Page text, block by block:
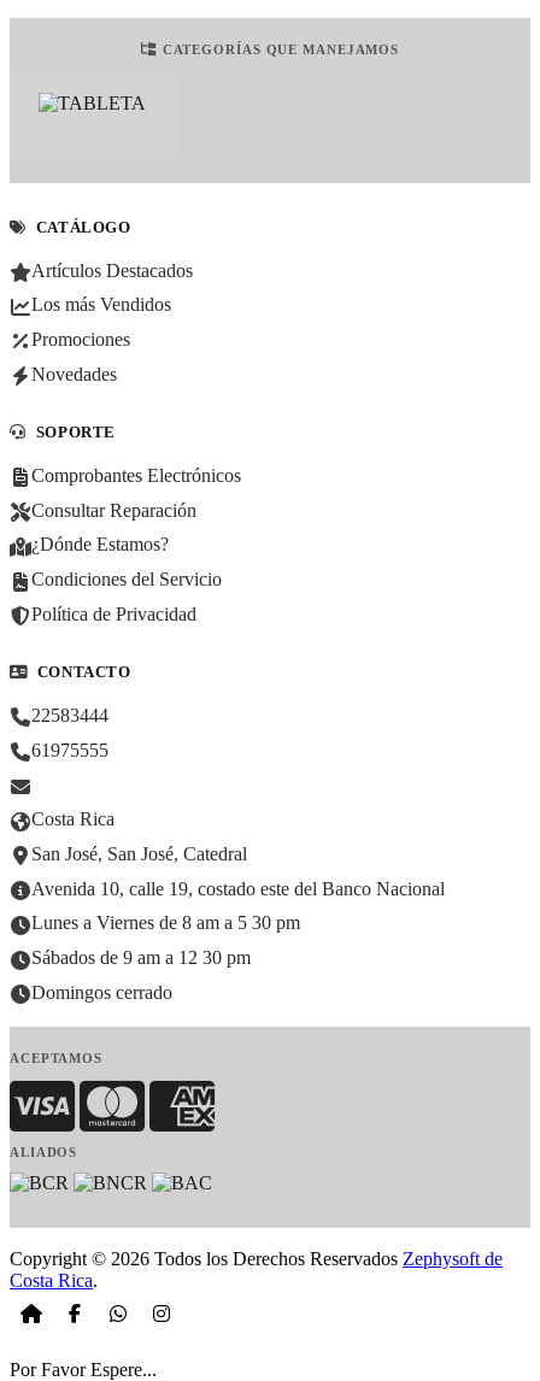
CATEGORÍAS QUE MANEJAMOS
CATÁLOGO
Artículos Destacados
Los más Vendidos
Promociones
Novedades
SOPORTE
Comprobantes Electrónicos
Consultar Reparación
¿Dónde Estamos?
Condiciones del Servicio
Política de Privacidad
CONTACTO
22583444
61975555
Costa Rica
San José, San José, Catedral
Avenida 10, calle 19, costado este del Banco Nacional
Lunes a Viernes de 8 am a 5 30 pm
Sábados de 9 am a 12 30 pm
Domingos cerrado
ACEPTAMOS
Visa MasterCardAmerican Express
ALIADOS
Copyright © 2026 Todos los Derechos Reservados Zephysoft de
Costa Rica.
Por Favor Espere...